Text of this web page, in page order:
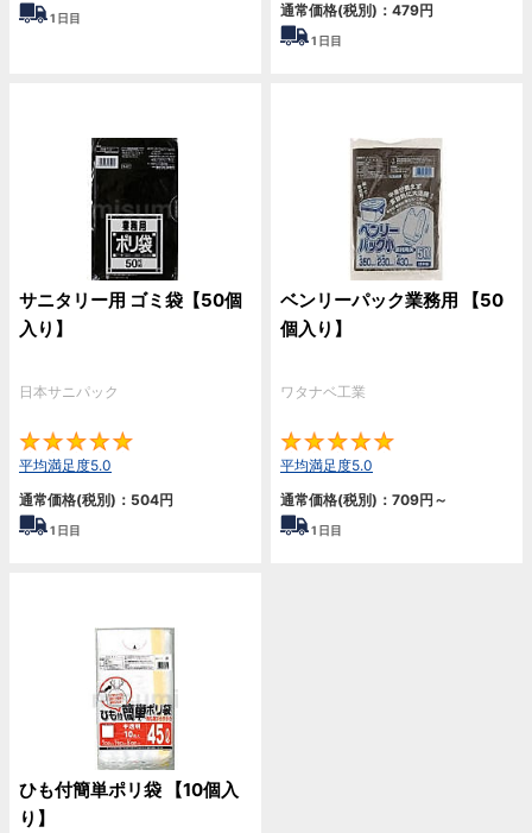
1 日目
通常価格(税別)： 479円
1 日目
サニタリー用 ゴミ袋【50個
入り】
日本サニパック
平均満足度5.0
通常価格(税別)： 504円
1 日目
ベンリーパック業務用 【50
個入り】
ワタナベ工業
平均満足度5.0
通常価格(税別)： 709円 ～
1 日目
ひも付簡単ポリ袋 【10個入
り】